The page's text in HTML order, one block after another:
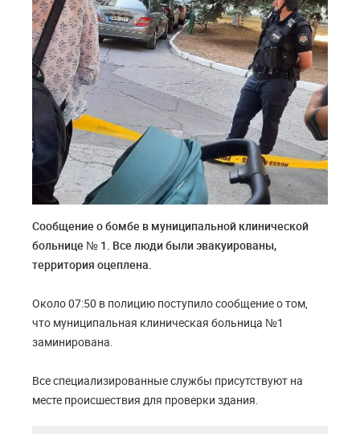
Сообщение о бомбе в муниципальной клинической
больнице № 1. Все люди были эвакуированы,
территория оцеплена.
Около 07:50 в полицию поступило сообщение о том,
что муниципальная клиническая больница №1
заминирована.
Все специализированные службы присутствуют на
месте происшествия для проверки здания.